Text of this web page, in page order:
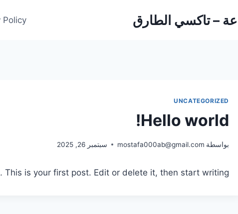
Policy
UNCATEGORIZED
Hello world!
بواسطة mostafa000ab@gmail.com سبتمبر 26, 2025
This is your first post. Edit or delete it, then start writing!